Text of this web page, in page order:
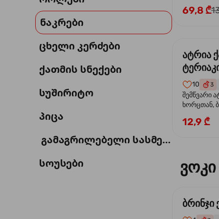
ნაკრები
ცხელი კერძები
ქათმის სნექები
სუშირიტო
პიცა
გამაგრილებელი სასმელი
სოუსები
69,8 ₾
ატრია
10 3
შემწვარი
ხორცთან,
და
12,9 ₾
ვოკი
ბრინჯი